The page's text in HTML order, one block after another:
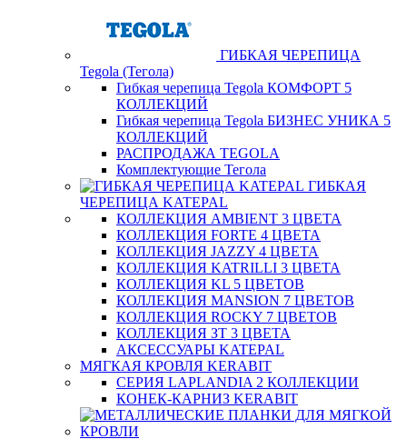
ГИБКАЯ ЧЕРЕПИЦА
Tegola (Тегола)
Гибкая черепица Tegola КОМФОРТ 5
КОЛЛЕКЦИЙ
Гибкая черепица Tegola БИЗНЕС УНИКА 5
КОЛЛЕКЦИЙ
РАСПРОДАЖА TEGOLA
Комплектующие Тегола
ГИБКАЯ
ЧЕРЕПИЦА KATEPAL
КОЛЛЕКЦИЯ AMBIENT 3 ЦВЕТА
КОЛЛЕКЦИЯ FORTE 4 ЦВЕТА
КОЛЛЕКЦИЯ JAZZY 4 ЦВЕТА
КОЛЛЕКЦИЯ KATRILLI 3 ЦВЕТА
КОЛЛЕКЦИЯ KL 5 ЦВЕТОВ
КОЛЛЕКЦИЯ MANSION 7 ЦВЕТОВ
КОЛЛЕКЦИЯ ROCKY 7 ЦВЕТОВ
КОЛЛЕКЦИЯ ЗТ 3 ЦВЕТА
АКСЕССУАРЫ KATEPAL
МЯГКАЯ КРОВЛЯ KERABIT
СЕРИЯ LAPLANDIA 2 КОЛЛЕКЦИИ
КОНЕК-КАРНИЗ KERABIT